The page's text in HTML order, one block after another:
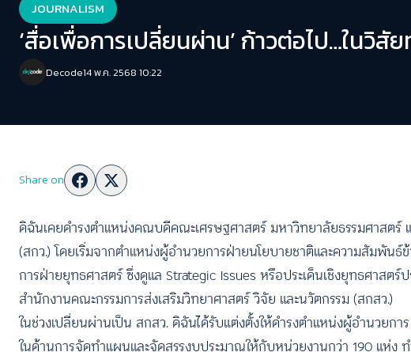
JOURNALISM
‘สื่อเพื่อการเปลี่ยนผ่าน’ ก้าวต่อไป…ในวิสั
Decode14 พ.ค. 2568 10:22
Share on
ดิฉันเคยดำรงตำแหน่งคณบดีคณะเศรษฐศาสตร์ มหาวิทยาลัยธรรมศาสต
(สกว.) โดยเริ่มจากตำแหน่งผู้อำนวยการฝ่ายนโยบายชาติและความสัมพัน
การฝ่ายยุทธศาสตร์ ซึ่งดูแล Strategic Issues หรือประเด็นเชิงยุทธศาสต
สำนักงานคณะกรรมการส่งเสริมวิทยาศาสตร์ วิจัย และนวัตกรรม (สกสว.)
ในช่วงเปลี่ยนผ่านเป็น สกสว. ดิฉันได้รับแต่งตั้งให้ดำรงตำแหน่งผู้อำนวยก
ในด้านการจัดทำแผนและจัดสรรงบประมาณให้กับหน่วยงานกว่า 190 แห่ง